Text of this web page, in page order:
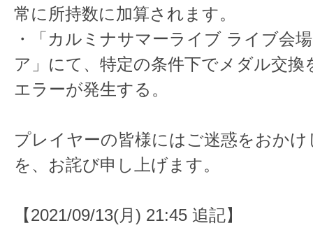
常に所持数に加算されます。
・「カルミナサマーライブ ライブ会
ア」にて、特定の条件下でメダル交換
エラーが発生する。
プレイヤーの皆様にはご迷惑をおか
を、お詫び申し上げます。
【2021/09/13(月) 21:45 追記】